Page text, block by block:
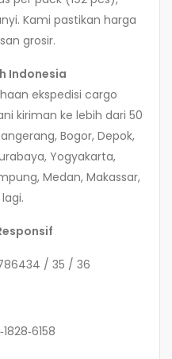
Kami pastikan harga
grosir.
Indonesia
ekspedisi cargo
kiriman ke lebih dari 50
Bogor, Depok,
Yogyakarta,
Medan, Makassar,
/ 35 / 36